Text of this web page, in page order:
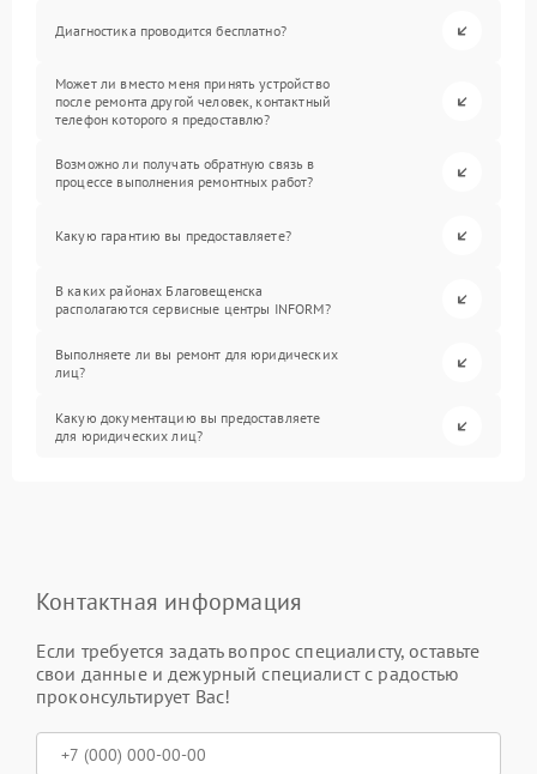
Диагностика проводится бесплатно?
Может ли вместо меня принять устройство
после ремонта другой человек, контактный
телефон которого я предоставлю?
Возможно ли получать обратную связь в
процессе выполнения ремонтных работ?
Какую гарантию вы предоставляете?
В каких районах Благовещенска
располагаются сервисные центры INFORM?
Выполняете ли вы ремонт для юридических
лиц?
Какую документацию вы предоставляете
для юридических лиц?
Контактная информация
Если требуется задать вопрос специалисту, оставьте
свои данные и дежурный специалист с радостью
проконсультирует Вас!